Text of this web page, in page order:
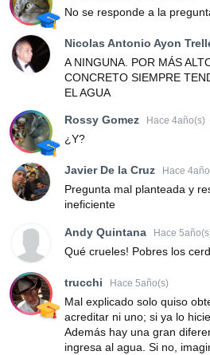
No se responde a la
Nicolas Antonio Ayon
A NINGUNA. POR MÁS
CONCRETO SIEMPRE
EL AGUA
Rossy Gomez Hace 4año(s)
¿Y?
Javier De la Cruz Hace
Pregunta mal planteada y
ineficiente
Andy Quintana Hace
Qué crueles! Pobres los
trucchi Hace 5año(s)
Mal explicado solo quiso
acreditar ni uno; si ya lo
Además hay una gran
ingresa al agua. Si no,